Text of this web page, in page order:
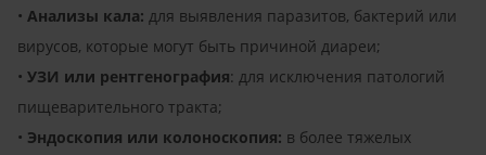
• Анализы кала: для выявления паразитов, бактерий или
вирусов, которые могут быть причиной диареи;
• УЗИ или рентгенография: для исключения патологий
пищеварительного тракта;
• Эндоскопия или колоноскопия: в более тяжелых